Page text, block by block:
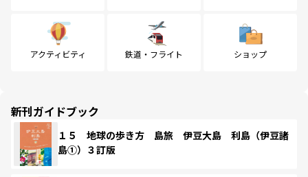
アクティビティ 鉄道・フライト ショップ
新刊ガイドブック
１５ 地球の歩き方 島旅 伊豆大島 利島（伊豆諸
島①）３訂版